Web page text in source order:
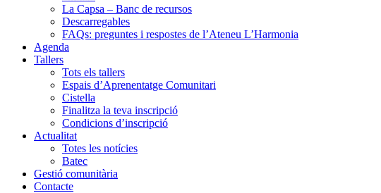
La Capsa – Banc de recursos
Descarregables
FAQs: preguntes i respostes de l’Ateneu L’Harmonia
Agenda
Tallers
Tots els tallers
Espais d’Aprenentatge Comunitari
Cistella
Finalitza la teva inscripció
Condicions d’inscripció
Actualitat
Totes les notícies
Batec
Gestió comunitària
Contacte